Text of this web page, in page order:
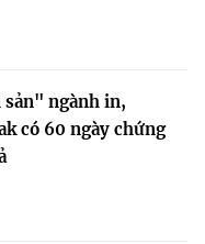
ngành in,
có 60 ngày chứng